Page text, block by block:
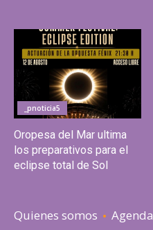
_pnoticia5
Oropesa del Mar ultima
los preparativos para el
eclipse total de Sol
Quienes somos Agenda